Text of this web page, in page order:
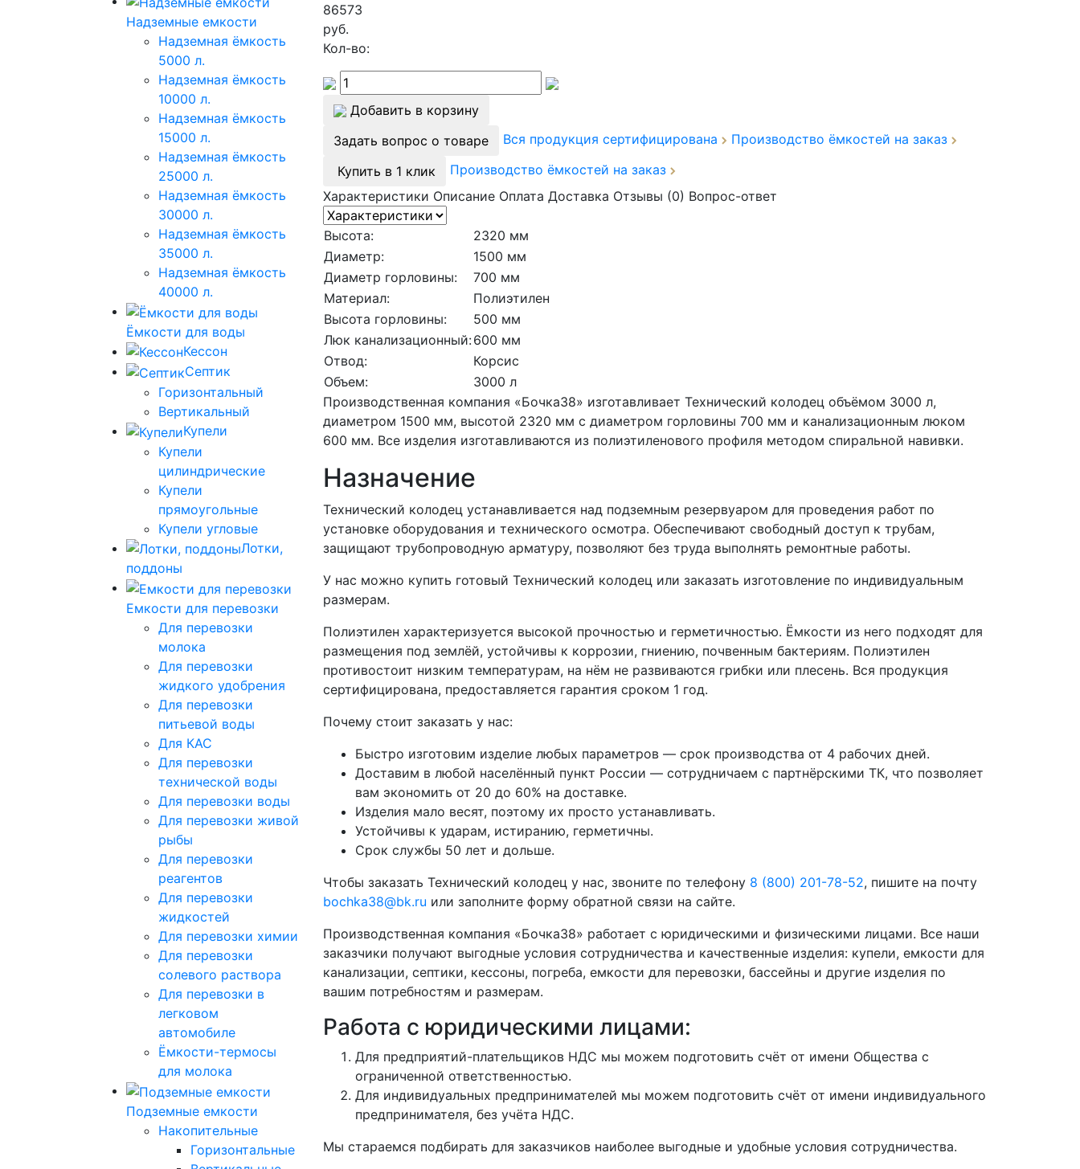
Надземные емкости
Надземная ёмкость
5000 л.
Надземная ёмкость
10000 л.
Надземная ёмкость
15000 л.
Надземная ёмкость
25000 л.
Надземная ёмкость
30000 л.
Надземная ёмкость
35000 л.
Надземная ёмкость
40000 л.
Ёмкости для воды
Кессон
Септик
Горизонтальный
Вертикальный
Купели
Купели
цилиндрические
Купели
прямоугольные
Купели угловые
Лотки,
поддоны
Емкости для перевозки
Для перевозки
молока
Для перевозки
жидкого удобрения
Для перевозки
питьевой воды
Для КАС
Для перевозки
технической воды
Для перевозки воды
Для перевозки живой
рыбы
Для перевозки
реагентов
Для перевозки
жидкостей
Для перевозки химии
Для перевозки
солевого раствора
Для перевозки в
легковом
автомобиле
Ёмкости-термосы
для молока
Подземные емкости
Накопительные
Горизонтальные
86573
руб.
Кол-во:
Добавить в корзину
Задать вопрос о товаре
Вся продукция сертифицирована
Производство ёмкостей на заказ
Купить в 1 клик
Производство ёмкостей на заказ
Характеристики Описание Оплата Доставка Отзывы (0) Вопрос-ответ
Высота:
2320 мм
Диаметр:
1500 мм
Диаметр горловины:
700 мм
Материал:
Полиэтилен
Высота горловины:
500 мм
Люк канализационный:600 мм
Отвод:
Корсис
Объем:
3000 л
Производственная компания «Бочка38» изготавливает Технический колодец объёмом 3000 л,
диаметром 1500 мм, высотой 2320 мм с диаметром горловины 700 мм и канализационным люком
600 мм. Все изделия изготавливаются из полиэтиленового профиля методом спиральной навивки.
Назначение
Технический колодец устанавливается над подземным резервуаром для проведения работ по
установке оборудования и технического осмотра. Обеспечивают свободный доступ к трубам,
защищают трубопроводную арматуру, позволяют без труда выполнять ремонтные работы.
У нас можно купить готовый Технический колодец или заказать изготовление по индивидуальным
размерам.
Полиэтилен характеризуется высокой прочностью и герметичностью. Ёмкости из него подходят для
размещения под землёй, устойчивы к коррозии, гниению, почвенным бактериям. Полиэтилен
противостоит низким температурам, на нём не развиваются грибки или плесень. Вся продукция
сертифицирована, предоставляется гарантия сроком 1 год.
Почему стоит заказать у нас:
Быстро изготовим изделие любых параметров — срок производства от 4 рабочих дней.
Доставим в любой населённый пункт России — сотрудничаем с партнёрскими ТК, что позволяет
вам экономить от 20 до 60% на доставке.
Изделия мало весят, поэтому их просто устанавливать.
Устойчивы к ударам, истиранию, герметичны.
Срок службы 50 лет и дольше.
Чтобы заказать Технический колодец у нас, звоните по телефону 8 (800) 201-78-52, пишите на почту
bochka38@bk.ru или заполните форму обратной связи на сайте.
Производственная компания «Бочка38» работает с юридическими и физическими лицами. Все наши
заказчики получают выгодные условия сотрудничества и качественные изделия: купели, емкости для
канализации, септики, кессоны, погреба, емкости для перевозки, бассейны и другие изделия по
вашим потребностям и размерам.
Работа с юридическими лицами:
Для предприятий-плательщиков НДС мы можем подготовить счёт от имени Общества с
ограниченной ответственностью.
Для индивидуальных предпринимателей мы можем подготовить счёт от имени индивидуального
предпринимателя, без учёта НДС.
Мы стараемся подбирать для заказчиков наиболее выгодные и удобные условия сотрудничества.